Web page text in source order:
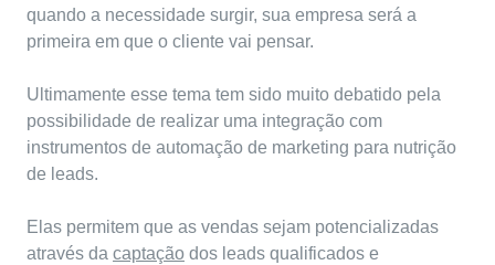
quando a necessidade surgir, sua empresa será a
primeira em que o cliente vai pensar.
Ultimamente esse tema tem sido muito debatido pela
possibilidade de realizar uma integração com
instrumentos de automação de marketing para nutrição
de leads.
Elas permitem que as vendas sejam potencializadas
através da captação dos leads qualificados e